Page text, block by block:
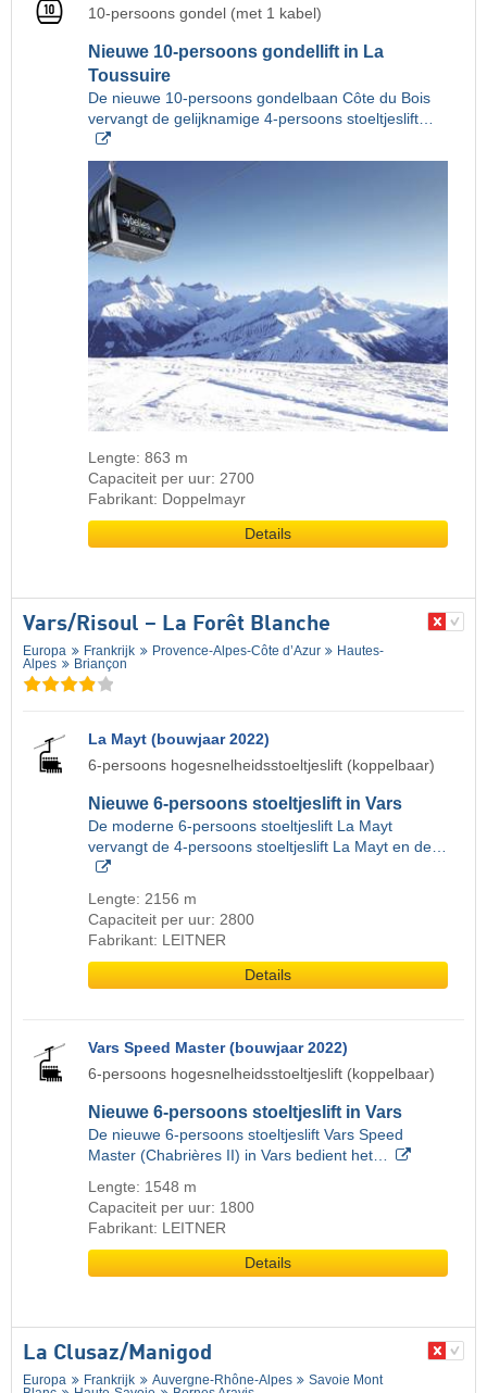
10-persoons gondel (met 1 kabel)
Nieuwe 10-persoons gondellift in La
Toussuire
De nieuwe 10-persoons gondelbaan Côte du Bois
vervangt de gelijknamige 4-persoons stoeltjeslift…
Lengte: 863 m
Capaciteit per uur: 2700
Fabrikant: Doppelmayr
Details
Vars/​Risoul – La Forêt Blanche
Europa Frankrijk Provence-Alpes-Côte d’Azur
Hautes-
Alpes
Briançon
La Mayt (bouwjaar 2022)
6-persoons hogesnelheidsstoeltjeslift (koppelbaar)
Nieuwe 6-persoons stoeltjeslift in Vars
De moderne 6-persoons stoeltjeslift La Mayt
vervangt de 4-persoons stoeltjeslift La Mayt en de…
Lengte: 2156 m
Capaciteit per uur: 2800
Fabrikant: LEITNER
Details
Vars Speed Master (bouwjaar 2022)
6-persoons hogesnelheidsstoeltjeslift (koppelbaar)
Nieuwe 6-persoons stoeltjeslift in Vars
De nieuwe 6-persoons stoeltjeslift Vars Speed
Master (Chabrières II) in Vars bedient het…
Lengte: 1548 m
Capaciteit per uur: 1800
Fabrikant: LEITNER
Details
La Clusaz/​Manigod
Europa Frankrijk Auvergne-Rhône-Alpes
Savoie Mont